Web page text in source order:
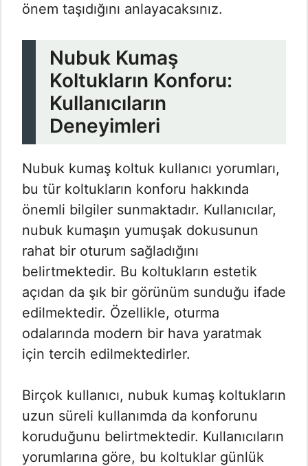
önem taşıdığını anlayacaksınız.
Nubuk Kumaş
Koltukların Konforu:
Kullanıcıların
Deneyimleri
Nubuk kumaş koltuk kullanıcı yorumları,
bu tür koltukların konforu hakkında
önemli bilgiler sunmaktadır. Kullanıcılar,
nubuk kumaşın yumuşak dokusunun
rahat bir oturum sağladığını
belirtmektedir. Bu koltukların estetik
açıdan da şık bir görünüm sunduğu ifade
edilmektedir. Özellikle, oturma
odalarında modern bir hava yaratmak
için tercih edilmektedirler.
Birçok kullanıcı, nubuk kumaş koltukların
uzun süreli kullanımda da konforunu
koruduğunu belirtmektedir. Kullanıcıların
yorumlarına göre, bu koltuklar günlük